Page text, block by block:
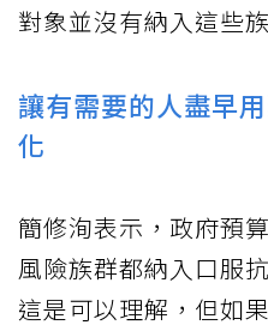
對象並沒有納入這些
讓有需要的人盡早
化
簡修洵表示，政府預
風險族群都納入口服
這是可以理解，但如